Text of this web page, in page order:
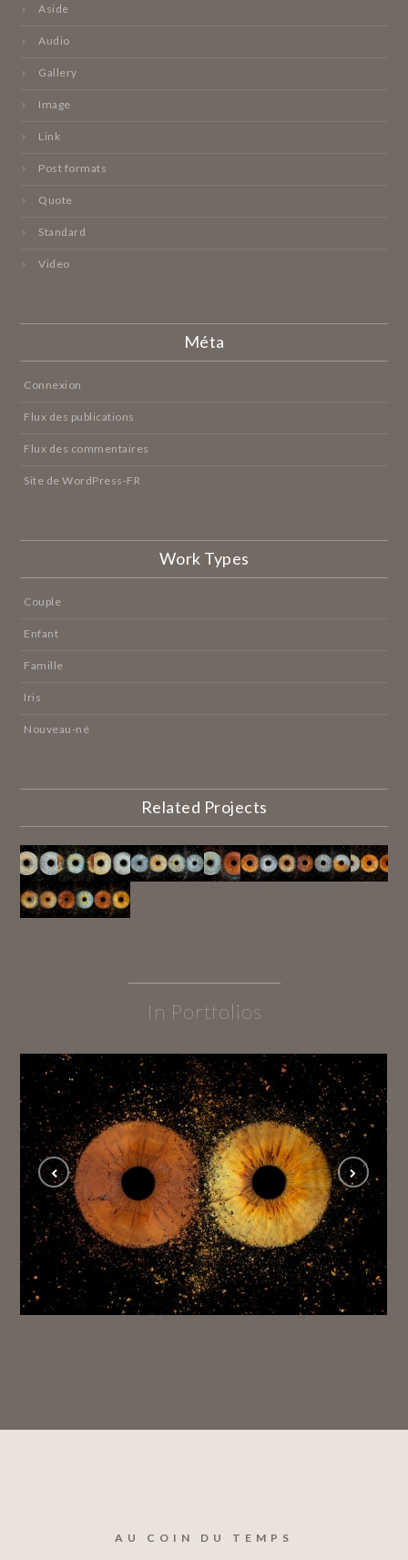
Aside
Audio
Gallery
Image
Link
Post formats
Quote
Standard
Video
Méta
Connexion
Flux des publications
Flux des commentaires
Site de WordPress-FR
Work Types
Couple
Enfant
Famille
Iris
Nouveau-né
Related Projects
In Portfolios
Iris01
IRIS
AU COIN DU TEMPS